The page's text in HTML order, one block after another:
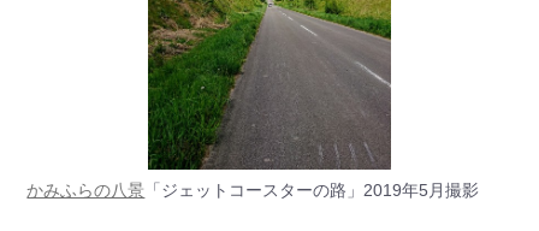
かみふらの八景 「ジェットコースターの路」2019年5月撮影